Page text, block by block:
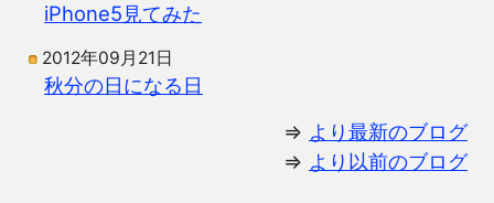
iPhone5見てみた
2012年09月21日
秋分の日になる日
⇒ より最新のブログ
⇒ より以前のブログ